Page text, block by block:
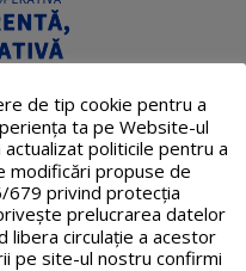
de tip cookie pentru a
ta pe Website-ul
politicile pentru a
modificări propuse de
679 privind protecția
prelucrarea datelor
libera circulație a acestor
pe site-ul nostru confirmi